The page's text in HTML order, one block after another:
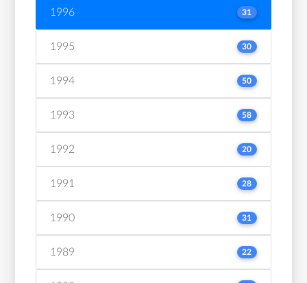
1996 31
1995 30
1994 50
1993 58
1992 20
1991 28
1990 31
1989 22